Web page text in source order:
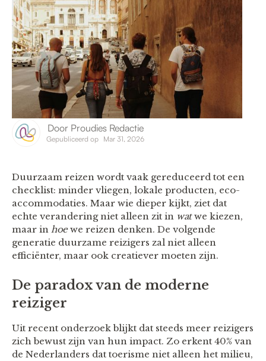
Door Proudies Redactie
Gepubliceerd op Mar 31, 2026
Duurzaam reizen wordt vaak gereduceerd tot een
checklist: minder vliegen, lokale producten, eco-
accommodaties. Maar wie dieper kijkt, ziet dat
echte verandering niet alleen zit in watwe kiezen,
maar in hoewe reizen denken. De volgende
generatie duurzame reizigers zal niet alleen
efficiënter, maar ook creatiever moeten zijn.
De paradox van de moderne
reiziger
Uit recent onderzoek blijkt dat steeds meer reizigers
zich bewust zijn van hun impact. Zo erkent 40% van
de Nederlanders dat toerisme niet alleen het milieu,